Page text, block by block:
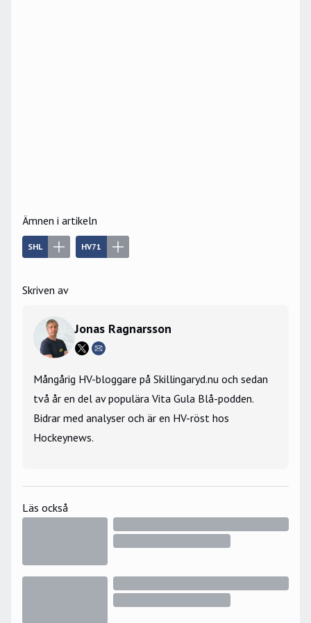
Ämnen i artikeln
SHL HV71
Skriven av
Jonas Ragnarsson
Mångårig HV-bloggare på Skillingaryd.nu och sedan
två år en del av populära Vita Gula Blå-podden.
Bidrar med analyser och är en HV-röst hos
Hockeynews.
Läs också